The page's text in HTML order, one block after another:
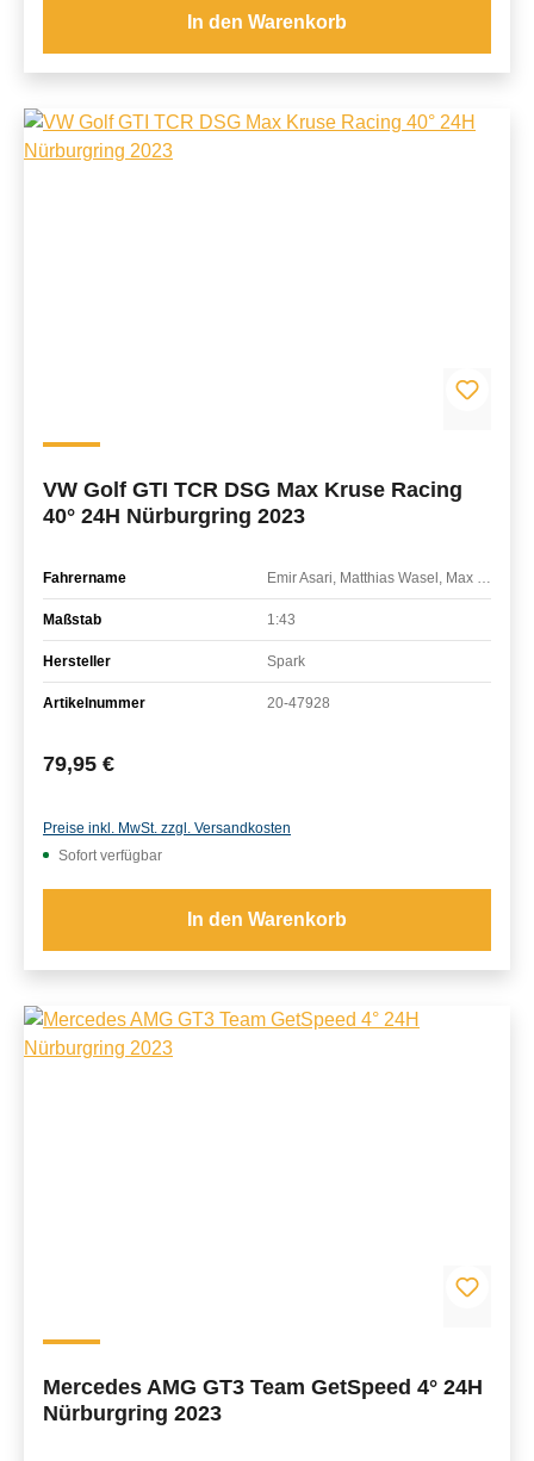
In den Warenkorb
VW Golf GTI TCR DSG Max Kruse Racing
40° 24H Nürburgring 2023
Fahrername
Maßstab 1:43
Hersteller Spark
Artikelnummer 20-47928
Regulärer Preis:
79,95 €
Preise inkl. MwSt. zzgl. Versandkosten
Sofort verfügbar
In den Warenkorb
Mercedes AMG GT3 Team GetSpeed 4° 24H
Nürburgring 2023